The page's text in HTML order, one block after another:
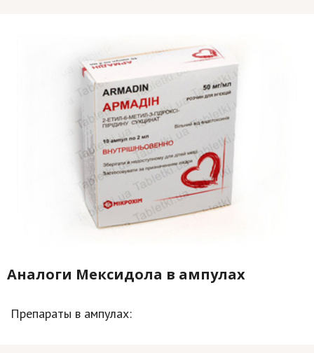
Аналоги Мексидола в ампулах
Препараты в ампулах: